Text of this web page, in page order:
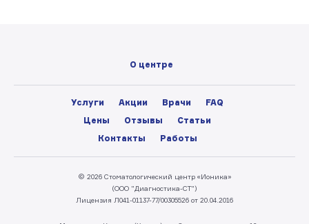
О центре
Услуги Акции Врачи
FAQ
Цены
Отзывы
Статьи
Контакты
Работы
© 2026 Стоматологический центр «Ионика»
(ООО "Диагностика-СТ")
Лицензия Л041-01137-77/00305526 от 20.04.2016